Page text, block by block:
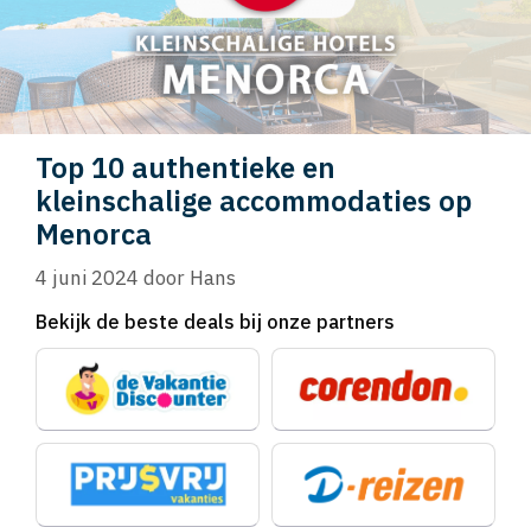
Top 10 authentieke en
kleinschalige accommodaties op
Menorca
4 juni 2024 door Hans
Bekijk de beste deals bij onze partners